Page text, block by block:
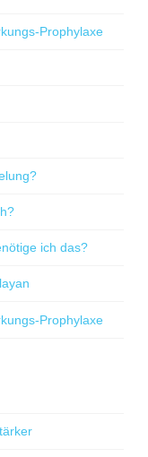
Prophylaxe
ich das?
Prophylaxe